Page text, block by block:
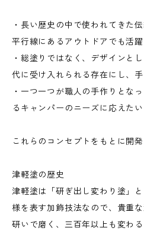
・長い歴史の中で使われてきた
平行線にあるアウトドアでも活
・総塗りではなく、デザインと
代に受け入れられる存在にし、
・一つ一つが職人の手作りとな
るキャンパーのニーズに応えたい
これらのコンセプトをもとに開発
津軽塗の歴史
津軽塗は「研ぎ出し変わり塗」
様を表す加飾技法なので、貴重
研いで磨く、三百年以上も変わ